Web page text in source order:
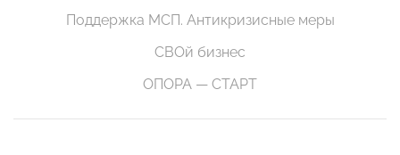
Поддержка МСП. Антикризисные меры
СВОй бизнес
ОПОРА — СТАРТ